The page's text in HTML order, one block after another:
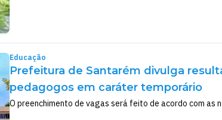
Educação
Prefeitura de Santarém divulga
pedagogos em caráter temporário
O preenchimento de vagas será feito de acordo com as